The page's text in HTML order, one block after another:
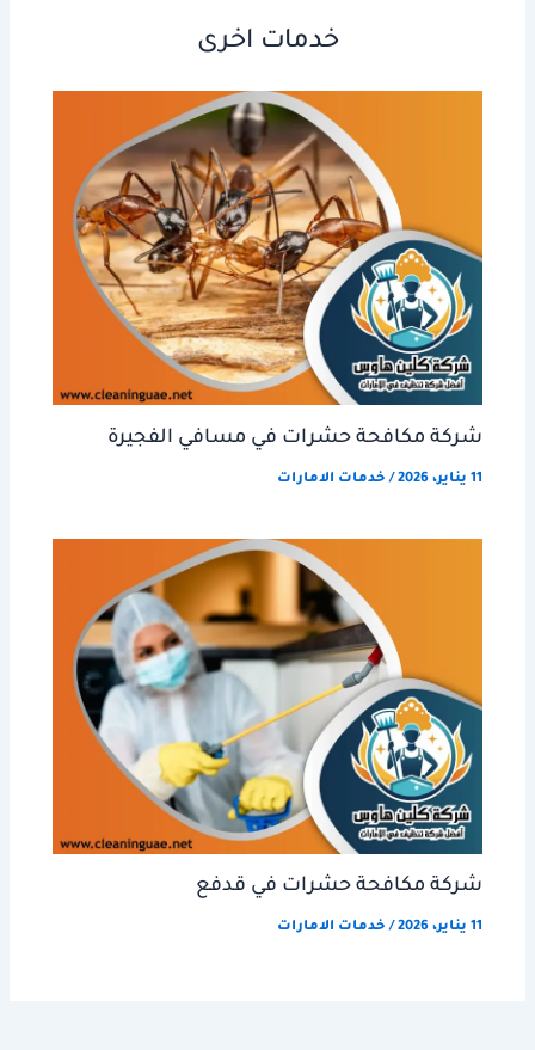
خدمات اخرى
شركة مكافحة حشرات في مسافي الفجيرة
11 يناير، 2026 / خدمات الامارات
شركة مكافحة حشرات في قدفع
11 يناير، 2026 / خدمات الامارات